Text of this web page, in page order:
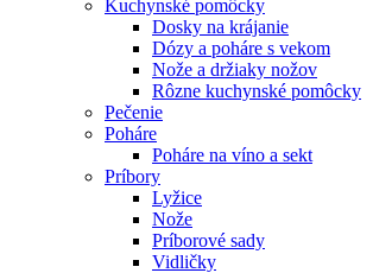
Kuchynské pomôcky
Dosky na krájanie
Dózy a poháre s vekom
Nože a držiaky nožov
Rôzne kuchynské pomôcky
Pečenie
Poháre
Poháre na víno a sekt
Príbory
Lyžice
Nože
Príborové sady
Vidličky